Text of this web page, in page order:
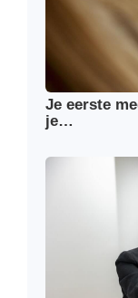
Je eerste
je…